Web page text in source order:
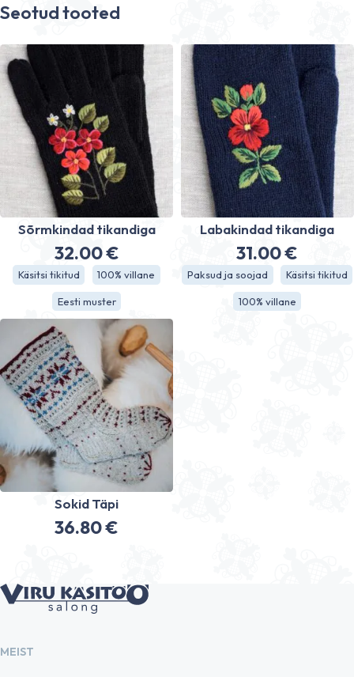
Seotud tooted
Sõrmkindad tikandiga
32.00€
Käsitsi tikitud 100% villane
Eesti muster
Labakindad tikandiga
31.00€
Paksud ja soojad Käsitsi tikitud
100% villane
Sokid Täpi
36.80€
MEIST